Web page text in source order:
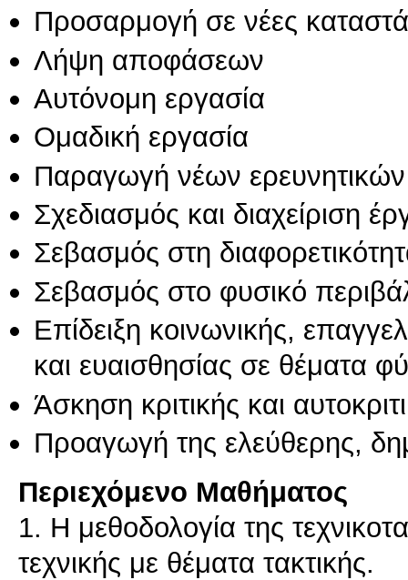
Προσαρμογή σε νέες
Λήψη αποφάσεων
Αυτόνομη εργασία
Ομαδική εργασία
Παραγωγή νέων
Σχεδιασμός και διαχείριση
Σεβασμός στη
Σεβασμός στο φυσικό
Επίδειξη κοινωνικής,
και ευαισθησίας σε θέματα
Άσκηση κριτικής και
Προαγωγή της ελεύθερης,
Περιεχόμενο Μαθήματος
1. Η μεθοδολογία της
τεχνικής με θέματα τακτικής.